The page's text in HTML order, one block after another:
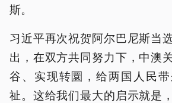
斯。
习近平再次祝贺阿尔巴尼斯当
出，在双方共同努力下，中澳
谷、实现转圜，给两国人民
祉。这给我们最大的启示就是